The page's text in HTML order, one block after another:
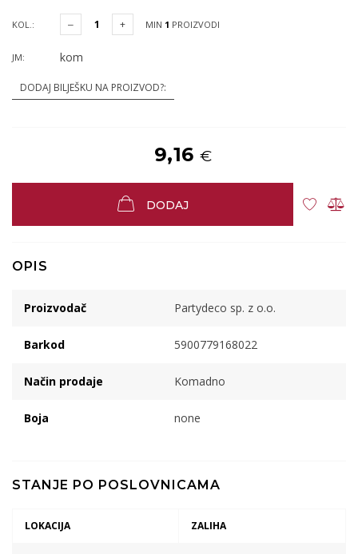
KOL.: MIN 1 PROIZVODI
JM: kom
DODAJ BILJEŠKU NA PROIZVOD?:
9,16 €
DODAJ
OPIS
Proizvodač Partydeco sp. z o.o.
Barkod 5900779168022
Način prodaje Komadno
Boja none
STANJE PO POSLOVNICAMA
LOKACIJA ZALIHA